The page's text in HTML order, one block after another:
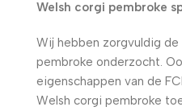
Welsh corgi pembroke
Wij hebben zorgvuldig
pembroke onderzocht.
eigenschappen van de
Welsh corgi pembroke